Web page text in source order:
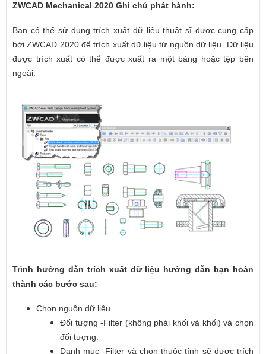
ZWCAD Mechanical 2020 Ghi chú phát hành:
Bạn có thể sử dụng trích xuất dữ liệu thuật sĩ được cung cấp
bởi ZWCAD 2020 để trích xuất dữ liệu từ nguồn dữ liệu. Dữ liệu
được trích xuất có thể được xuất ra một bảng hoặc tệp bên
ngoài.
Trình hướng dẫn trích xuất dữ liệu hướng dẫn bạn hoàn
thành các bước sau:
Chọn nguồn dữ liệu.
Đối tượng -Filter (không phải khối và khối) và chọn
đối tượng.
Danh mục -Filter và chọn thuộc tính sẽ được trích